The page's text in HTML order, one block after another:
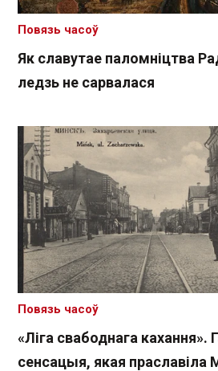
Як славутае паломніцтва
ледзь не сарвалася
Повязь часоў
«Ліга свабоднага кахання».
сенсацыя, якая праславіла
Повязь часоў